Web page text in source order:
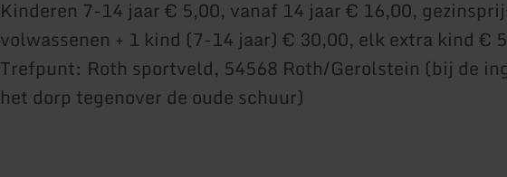
Kinderen 7-14 jaar € 5,00, vanaf 14 jaar € 16,00,
volwassenen + 1 kind (7-14 jaar) € 30,00, elk extra kind €
Trefpunt: Roth sportveld, 54568 Roth/Gerolstein (bij de
het dorp tegenover de oude schuur)